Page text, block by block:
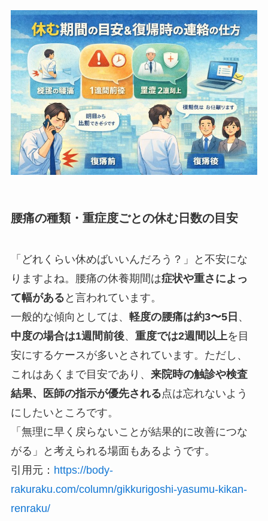
腰痛の種類・重症度ごとの休む日数の目安
「どれくらい休めばいいんだろう？」と不安にな
りますよね。腰痛の休養期間は症状や重さによっ
て幅がある と言われています。
一般的な傾向としては、 軽度の腰痛は約3〜5日 、
中度の場合は1週間前後、 重度では2週間以上を目
安にするケースが多いとされています。ただし、
これはあくまで目安であり、 来院時の触診や検査
結果、医師の指示が優先される点は忘れないよう
にしたいところです。
「無理に早く戻らないことが結果的に改善につな
がる」と考えられる場面もあるようです。
引用元： https://body-
rakuraku.com/column/gikkurigoshi-yasumu-kikan-
renraku/